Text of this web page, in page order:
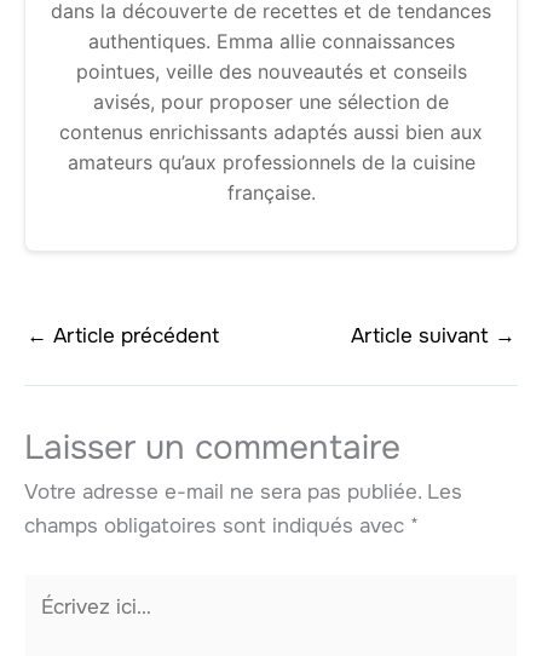
dans la découverte de recettes et de tendances
authentiques. Emma allie connaissances
pointues, veille des nouveautés et conseils
avisés, pour proposer une sélection de
contenus enrichissants adaptés aussi bien aux
amateurs qu’aux professionnels de la cuisine
française.
← Article précédent Article suivant →
Laisser un commentaire
Votre adresse e-mail ne sera pas publiée. Les
champs obligatoires sont indiqués avec *
Écrivez